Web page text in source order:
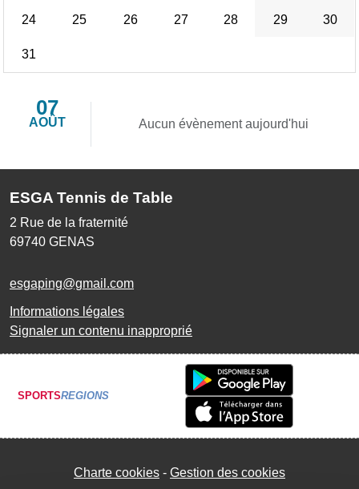
24 25 26 27 28 29 30
31
07
AOÛT Aucun évènement aujourd'hui
ESGA Tennis de Table
2 Rue de la fraternité
69740 GENAS
esgaping@gmail.com
Informations légales
Signaler un contenu inapproprié
SPORTSREGIONS
Charte cookies Gestion des cookies